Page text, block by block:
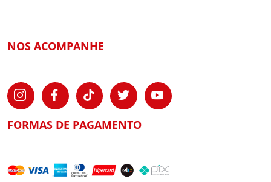
NOS ACOMPANHE
FORMAS DE PAGAMENTO